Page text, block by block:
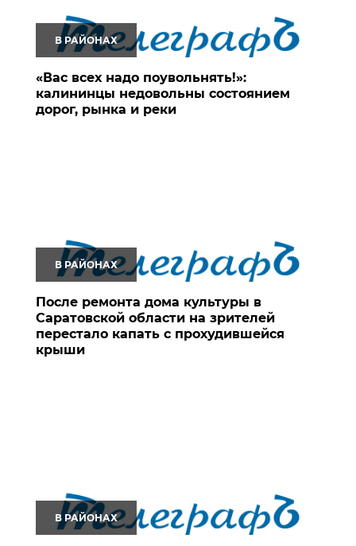
В РАЙОНАХ
«Вас всех надо поувольнять!»:
калининцы недовольны состоянием
дорог, рынка и реки
В РАЙОНАХ
После ремонта дома культуры в
Саратовской области на зрителей
перестало капать с прохудившейся
крыши
В РАЙОНАХ